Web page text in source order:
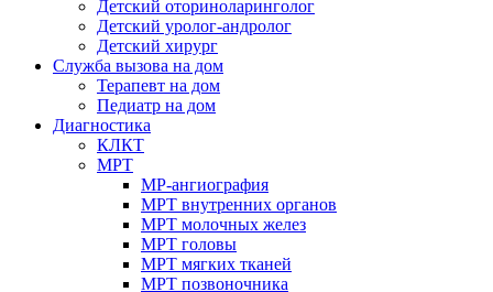
Детский оториноларинголог
Детский уролог-андролог
Детский хирург
Служба вызова на дом
Терапевт на дом
Педиатр на дом
Диагностика
КЛКТ
МРТ
МР-ангиография
МРТ внутренних органов
МРТ молочных желез
МРТ головы
МРТ мягких тканей
МРТ позвоночника